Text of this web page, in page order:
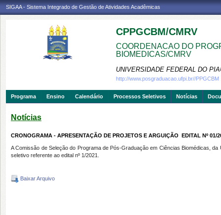
SIGAA - Sistema Integrado de Gestão de Atividades Acadêmicas
CPPGCBM/CMRV
COORDENACAO DO
BIOMEDICAS/CMRV
UNIVERSIDADE FEDERAL DO
http://www.posgraduacao.ufpi.br//PPGCBM
Programa Ensino Calendário Processos Seletivos Notícias
Notícias
CRONOGRAMA - APRESENTAÇÃO DE PROJETOS E ARGUIÇÃO  EDITAL Nº 01/
A Comissão de Seleção do Programa de Pós-Graduação em Ciências Biomédicas,
seletivo referente ao edital nº 1/2021.
Baixar Arquivo